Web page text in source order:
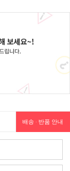
배송 · 반품 안내